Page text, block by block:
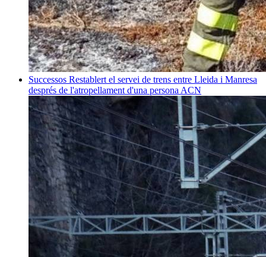
Successos Restablert el servei de trens entre Lleida i Manresa
després de l'atropellament d'una persona ACN